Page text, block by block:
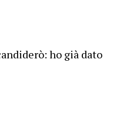
ho già dato